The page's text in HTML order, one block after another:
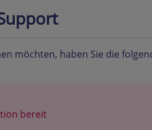
möchten, haben Sie die
bereit